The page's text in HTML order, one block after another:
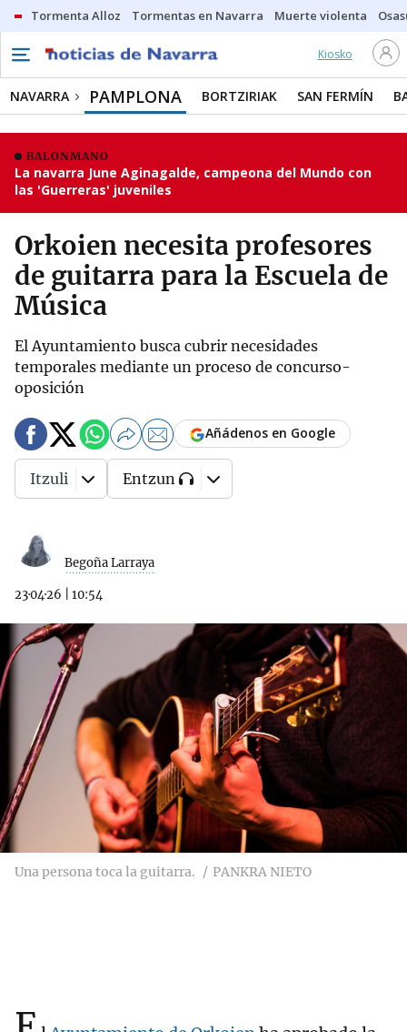
Tormenta Alloz Tormentas en Navarra Muerte violenta
Kiosko
NAVARRA PAMPLONA BORTZIRIAK SAN FERMÍN
BALONMANO
La navarra June Aginagalde, campeona del Mundo con
las 'Guerreras' juveniles
Orkoien necesita profesores
de guitarra para la Escuela de
Música
El Ayuntamiento busca cubrir necesidades
temporales mediante un proceso de concurso-
oposición
Begoña Larraya
23·04·26 10:54
Añádenos en Google
Itzuli Entzun
Una persona toca la guitarra. PANKRA NIETO